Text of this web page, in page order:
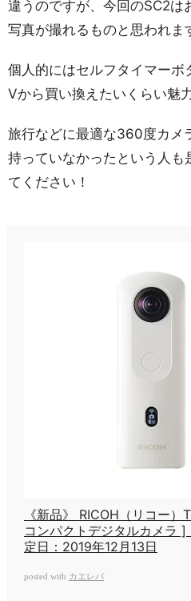
違うのですが、今回のSC2は
写真が撮れるものと思われま
個人的にはセルフタイマーボ
Vから買い換えたいくらい魅
旅行などに最適な360度カメ
持っていなかったという人も
てください！
《新品》 RICOH（リコー
コンパクトデジタルカメラ
定日：2019年12月13日
posted with カエレバ